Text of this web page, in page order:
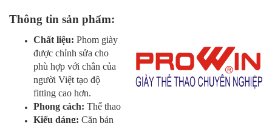
Thông tin sản phẩm:
Chất liệu: Phom giày
được chỉnh sửa cho
phù hợp với chân của
người Việt tạo độ
fitting cao hơn.
Phong cách: Thể thao
Kiểu dáng: Căn bản